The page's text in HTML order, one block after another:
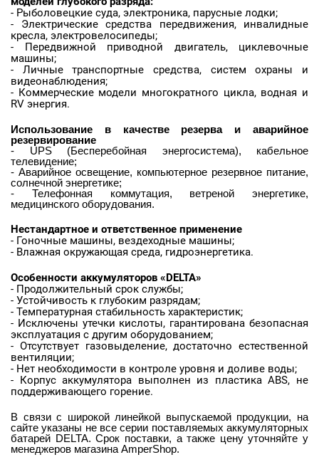
- Рыболовецкие суда, электроника, парусные лодки;
- Электрические средства передвижения, инвалидные
кресла, электровелосипеды;
- Передвижной приводной двигатель, циклевочные
машины;
- Личные транспортные средства, систем охраны и
видеонаблюдения;
- Коммерческие модели многократного цикла, водная и
RV энергия.
Использование в качестве резерва и аварийное
резервирование
- UPS (Бесперебойная энергосистема), кабельное
телевидение;
- Аварийное освещение, компьютерное резервное питание,
солнечной энергетике;
- Телефонная коммутация, ветреной энергетике,
медицинского оборудования.
Нестандартное и ответственное применение
- Гоночные машины, вездеходные машины;
- Влажная окружающая среда, гидроэнергетика.
Особенности аккумуляторов «DELTA»
- Продолжительный срок службы;
- Устойчивость к глубоким разрядам;
- Температурная стабильность характеристик;
- Исключены утечки кислоты, гарантирована безопасная
эксплуатация с другим оборудованием;
- Отсутствует газовыделение, достаточно естественной
вентиляции;
- Нет необходимости в контроле уровня и доливе воды;
- Корпус аккумулятора выполнен из пластика ABS, не
поддерживающего горение.
В связи с широкой линейкой выпускаемой продукции, на
сайте указаны не все серии поставляемых аккумуляторных
батарей DELTA. Срок поставки, а также цену уточняйте у
менеджеров магазина AmperShop.